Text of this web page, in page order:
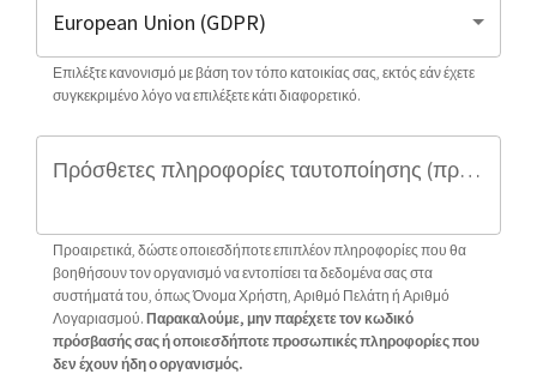
Επιλέξτε κανονισμό με βάση τον τόπο κατοικίας σας, εκτός εάν έχετε
συγκεκριμένο λόγο να επιλέξετε κάτι διαφορετικό.
Πρόσθετες πληροφορίες ταυτοποίησης (προαιρετικό)
Προαιρετικά, δώστε οποιεσδήποτε επιπλέον πληροφορίες που θα
βοηθήσουν τον οργανισμό να εντοπίσει τα δεδομένα σας στα
συστήματά του, όπως Όνομα Χρήστη, Αριθμό Πελάτη ή Αριθμό
Λογαριασμού. Παρακαλούμε, μην παρέχετε τον κωδικό
πρόσβασής σας ή οποιεσδήποτε προσωπικές πληροφορίες που
δεν έχουν ήδη ο οργανισμός.